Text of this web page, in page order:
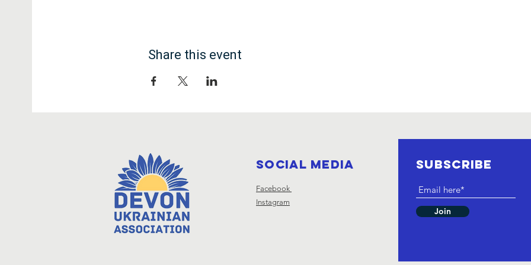
Share this event
Social Media
Facebook
Instagram
SUBSCRIBE
Join